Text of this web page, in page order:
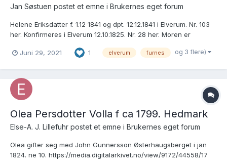
Jan Søstuen postet et emne i Brukernes eget forum
Helene Eriksdatter f. 1.12 1841 og dpt. 12.12.1841 i Elverum. Nr. 103
her. Konfirmeres i Elverum 12.10.1825. Nr. 28 her. Moren er
Erik Embretsen. Det som er skrevet ved faren for
Juni 29, 2021 1 elverum furnes og 3 flere)
Olea Persdotter Volla f ca 1799. Hedmark
Else-A. J. Lillefuhr postet et emne i Brukernes eget forum
Olea gifter seg med John Gunnersson Østerhaugsberget i jan
1824. ne 10. https://media.digitalarkivet.no/view/9172/44558/17